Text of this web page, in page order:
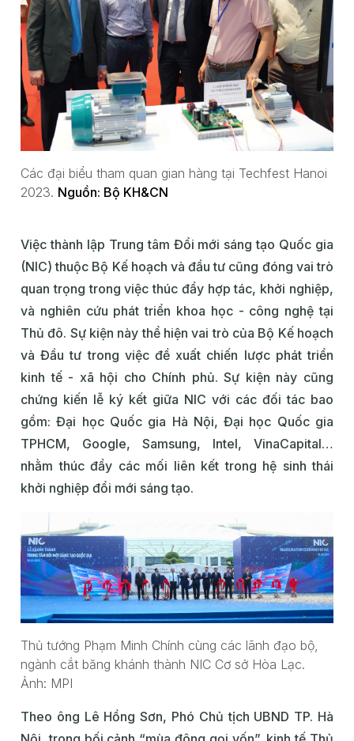
Các đại biểu tham quan gian hàng tại Techfest Hanoi
2023. Nguồn: Bộ KH&CN
Việc thành lập Trung tâm Đổi mới sáng tạo Quốc gia
(NIC) thuộc Bộ Kế hoạch và đầu tư cũng đóng vai trò
quan trọng trong việc thúc đẩy hợp tác, khởi nghiệp,
và nghiên cứu phát triển khoa học - công nghệ tại
Thủ đô. Sự kiện này thể hiện vai trò của Bộ Kế hoạch
và Đầu tư trong việc đề xuất chiến lược phát triển
kinh tế - xã hội cho Chính phủ. Sự kiện này cũng
chứng kiến lễ ký kết giữa NIC với các đối tác bao
gồm: Đại học Quốc gia Hà Nội, Đại học Quốc gia
TPHCM, Google, Samsung, Intel, VinaCapital…
nhằm thúc đẩy các mối liên kết trong hệ sinh thái
khởi nghiệp đổi mới sáng tạo.
Thủ tướng Phạm Minh Chính cùng các lãnh đạo bộ,
ngành cắt băng khánh thành NIC Cơ sở Hòa Lạc.
Ảnh: MPI
Theo ông Lê Hồng Sơn, Phó Chủ tịch UBND TP. Hà